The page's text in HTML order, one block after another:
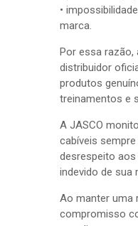
•
marca.
Por essa razão,
distribuidor
produtos
treinamentos e
A JASCO
cabíveis
desrespeito
indevido de sua
Ao manter uma
compromisso